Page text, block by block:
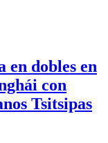
en dobles en
con
Tsitsipas